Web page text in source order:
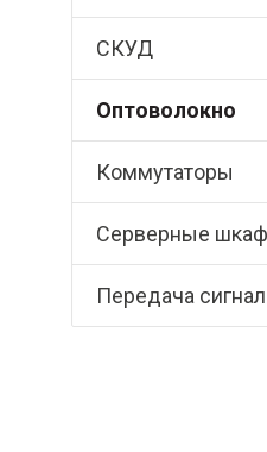
СКУД
Оптоволокно
Коммутаторы
Серверные
Передача